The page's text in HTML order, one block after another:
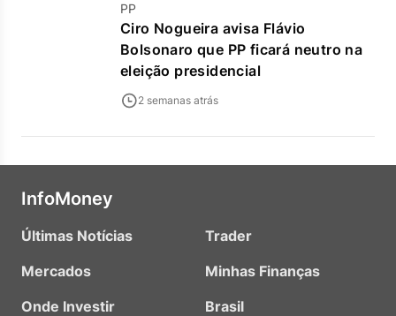
PP
Ciro Nogueira avisa Flávio
Bolsonaro que PP ficará neutro na
eleição presidencial
2 semanas atrás
InfoMoney
Últimas Notícias
Mercados
Onde Investir
Trader
Minhas Finanças
Brasil